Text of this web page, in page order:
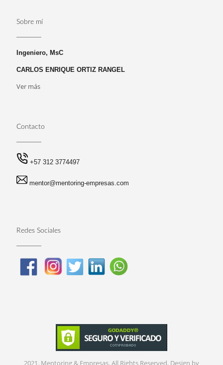
Sobre mí
Ingeniero, MsC
CARLOS ENRIQUE ORTIZ RANGEL
Ver más
Contacto
+57 312 3774497
mentor@mentoring-empresas.com
Redes Sociales